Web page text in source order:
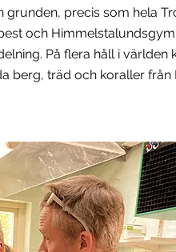
grunden, precis som hela
och
På flera håll i världen
berg, träd och koraller från